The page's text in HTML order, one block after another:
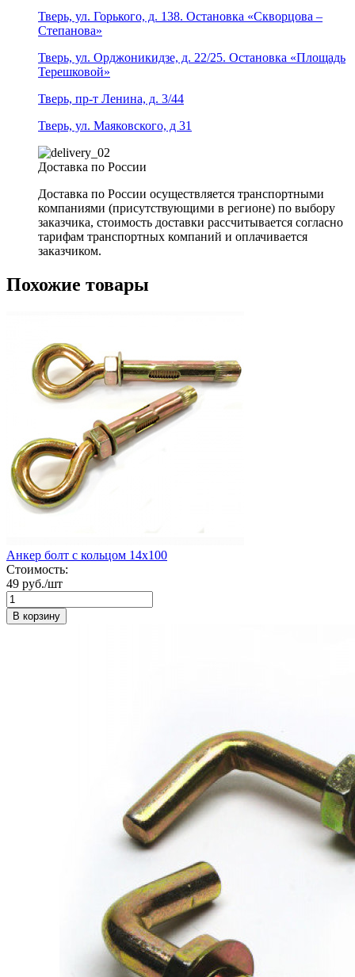
Тверь, ул. Горького, д. 138. Остановка «Скворцова –
Степанова»
Тверь, ул. Орджоникидзе, д. 22/25. Остановка «Площадь
Терешковой»
Тверь, пр-т Ленина, д. 3/44
Тверь, ул. Маяковского, д 31
Доставка по России
Доставка по России осуществляется транспортными
компаниями (присутствующими в регионе) по выбору
заказчика, стоимость доставки рассчитывается согласно
тарифам транспортных компаний и оплачивается
заказчиком.
Похожие товары
Анкер болт с кольцом 14х100
Стоимость:
49 руб./шт
В корзину